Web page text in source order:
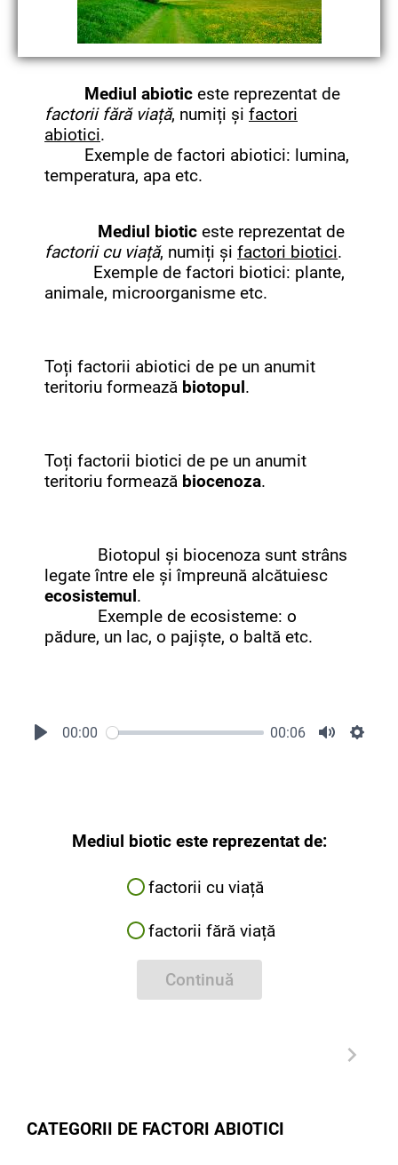
Mediul abiotic este reprezentat de
factorii fără viață, numiți și factori
abiotici.
Exemple de factori abiotici: lumina,
temperatura, apa etc.
Mediul biotic este reprezentat de
factorii cu viață, numiți și factori biotici.
Exemple de factori biotici: plante,
animale, microorganisme etc.
Toți factorii abiotici de pe un anumit
teritoriu formează biotopul.
Toți factorii biotici de pe un anumit
teritoriu formează biocenoza.
Biotopul și biocenoza sunt strâns
legate între ele și împreună alcătuiesc
ecosistemul.
Exemple de ecosisteme: o
pădure, un lac, o pajiște, o baltă etc.
00:00 00:06
Mediul biotic este reprezentat de:
factorii cu viață
factorii fără viață
Continuă
CATEGORII DE FACTORI ABIOTICI